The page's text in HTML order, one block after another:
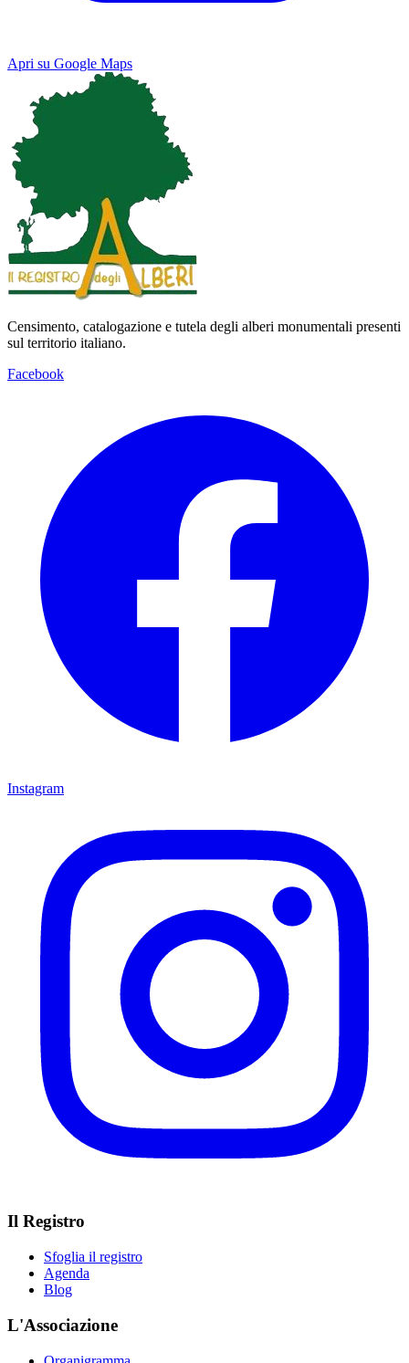
Apri su Google Maps
Map Satellite
Keyboard shortcuts
Censimento, catalogazione e tutela degli alberi monumentali presenti
sul territorio italiano.
Facebook
Instagram
Il Registro
Sfoglia il registro
Agenda
Blog
L'Associazione